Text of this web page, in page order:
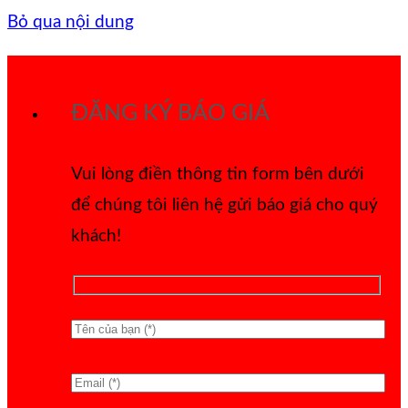
Bỏ qua nội dung
ĐĂNG KÝ BÁO GIÁ
Vui lòng điền thông tin form bên dưới
để chúng tôi liên hệ gửi báo giá cho quý
khách!